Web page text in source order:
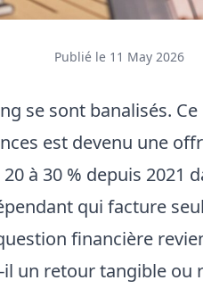
Publié le 11 May 2026
se sont banalisés.
est devenu une
à 30 % depuis 2021
qui facture
financière
un retour tangible ou